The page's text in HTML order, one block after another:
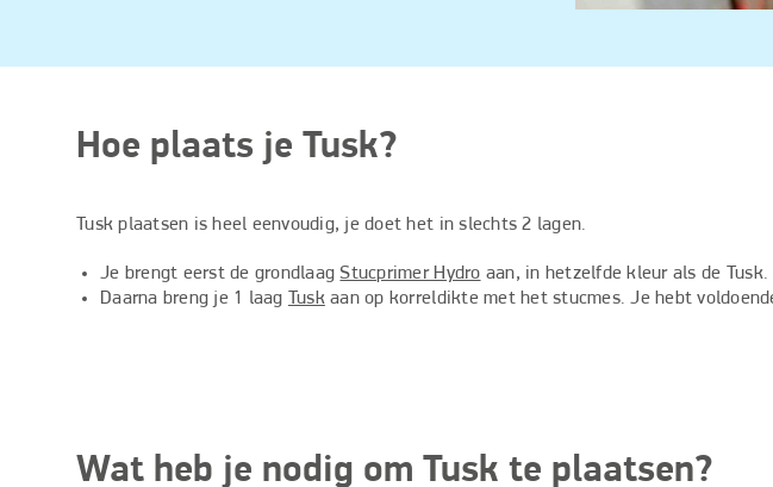
Hoe plaats je Tusk?
Tusk plaatsen is heel eenvoudig, je doet het in slechts 2 lagen.
Je brengt eerst de grondlaagStucprimer Hydro aan, in hetzelfde kleur als de
Daarna breng je 1 laag
Tuskaan op korreldikte met het stucmes. Je hebt
Wat heb je nodig om Tusk te plaatsen?